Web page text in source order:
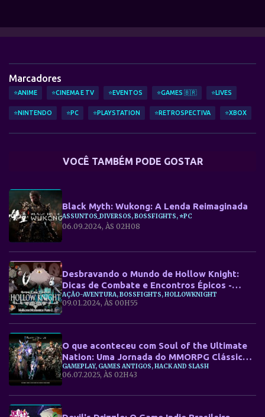
o
s
u
m
c
o
m
e
i
o
Marcadores
⭐ANIME ⭐CINEMA E TV ⭐EVENTOS ⭐GAMES 🇧🇷 ⭐LIVES
⭐NINTENDO ⭐PC ⭐PLAYSTATION ⭐RETROSPECTIVA ⭐XBOX
VOCÊ TAMBÉM PODE GOSTAR
Black Myth: Wukong: A Lenda Reimaginada
ASSUNTOS_DIVERSOS, BOSSFIGHTS, ⭐PC
06.09.2024, ÀS 02H08
Desbravando o Mundo de Hollow Knight:
Dicas de Combate e Encontros Épicos -
Parte 2
AÇÃO-AVENTURA, BOSSFIGHTS, HOLLOWKNIGHT
09.01.2024, ÀS 00H55
O que aconteceu com Soul of the Ultimate
Nation: Uma Jornada do MMORPG Clássico
ao Renascimento
GAMEPLAY, GAMES ANTIGOS, HACK AND SLASH
06.07.2025, ÀS 02H43